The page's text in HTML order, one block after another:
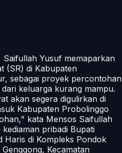
Yusuf memaparkan
(SR) di Kabupaten
sebagai proyek percontohan
keluarga kurang mampu.
akan segera digulirkan di
Kabupaten Probolinggo
kata Mensos Saifullah
pribadi Bupati
Haris di Kompleks Pondok
Kecamatan